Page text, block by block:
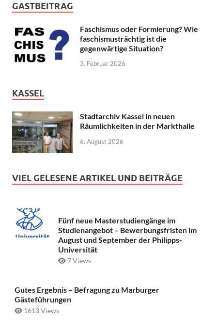
GASTBEITRAG
Faschismus oder Formierung? Wie
faschismusträchtig ist die
gegenwärtige Situation?
3. Februar 2026
KASSEL
Stadtarchiv Kassel in neuen
Räumlichkeiten in der Markthalle
6. August 2026
VIEL GELESENE ARTIKEL UND BEITRÄGE
Fünf neue Masterstudiengänge im
Studienangebot – Bewerbungsfristen im
August und September der Philipps-
Universität
7 Views
Gutes Ergebnis – Befragung zu Marburger
Gästeführungen
1613 Views